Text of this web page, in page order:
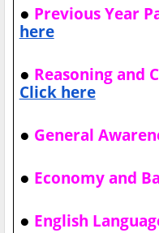
● Previous Year
here
● Reasoning and
Click here
● General
● Economy and
● English